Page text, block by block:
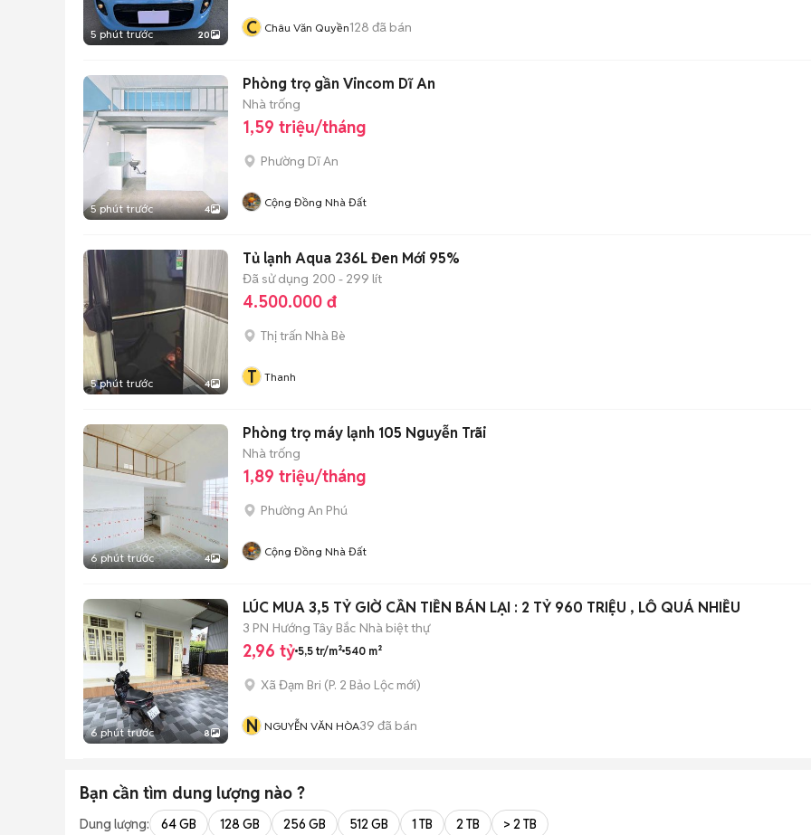
5 phút trước 20 C Châu Văn Quyền128 đã bán
5 phút trước 4
Phòng trọ gần Vincom Dĩ An
Nhà trống
1,59 triệu/tháng
Phường Dĩ An
Cộng Đồng Nhà Đất
5 phút trước 4
Tủ lạnh Aqua 236L Đen Mới 95%
Đã sử dụng 200 - 299 lít
4.500.000 đ
Thị trấn Nhà Bè
T Thanh
6 phút trước 4
Phòng trọ máy lạnh 105 Nguyễn Trãi
Nhà trống
1,89 triệu/tháng
Phường An Phú
Cộng Đồng Nhà Đất
6 phút trước 8
LÚC MUA 3,5 TỶ GIỜ CẦN TIỀN BÁN LẠI : 2 TỶ 960 TRIỆU , LỖ QUÁ NHIỀU
3 PN Hướng Tây Bắc Nhà biệt thự
2,96 tỷ 5,5 tr/m² 540 m²
Xã Đạm Bri (P. 2 Bảo Lộc mới)
N NGUYỄN VĂN HÒA39 đã bán
Bạn cần tìm dung lượng nào ?
Dung lượng: 64 GB 128 GB 256 GB 512 GB 1 TB 2 TB > 2 TB